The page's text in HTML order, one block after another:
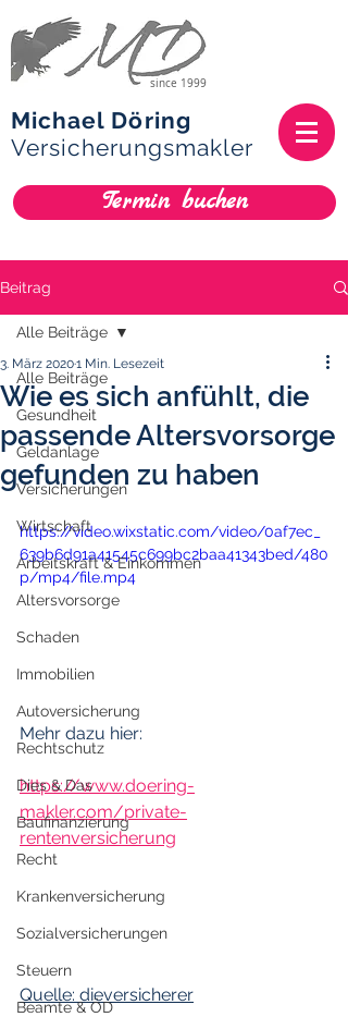
since 1999
Michael Döring
Versicherungsmakler
Termin buchen
Beitrag
Alle Beiträge
Gesundheit
Geldanlage
Versicherungen
Wirtschaft
Arbeitskraft & Einkommen
Altersvorsorge
Schaden
Immobilien
Autoversicherung
Rechtschutz
Dies & Das
Baufinanzierung
Recht
Krankenversicherung
Sozialversicherungen
Steuern
Beamte & ÖD
Alle Beiträge
Wie es sich anfühlt, die
passende Altersvorsorge
gefunden zu haben
3. März 20201 Min. Lesezeit
https://video.wixstatic.com/video/0af7ec_
639b6d91a41545c699bc2baa41343bed/480
p/mp4/file.mp4
Mehr dazu hier:
https://www.doering-
makler.com/private-
rentenversicherung
Quelle: dieversicherer